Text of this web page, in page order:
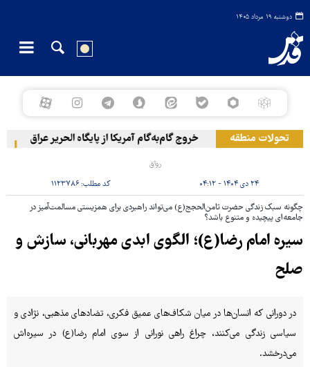
دوشنبه ۱۹ مرداد ۱۴۰۵
تحولات منطقه خروج گام‌به‌گام آمریکا از پایگاه الحریر عراق
رواق
۲۴ دی ۱۴۰۴ - ۰۴:۱۲ کد مطلب: ۱۱۲۳۷۸۶
چگونه سبک زندگی حضرت ثامن‌الحجج(ع) می‌تواند راهبردی برای همزیستی مسالمت‌آمیز در
جامعه‌ای پیچیده و متنوع باشد؟
سیره امام رضا(ع)؛ الگوی ابدی مهربانی، سازش و
صلح
در دورانی که انسان‌ها در میان شکاف‌های عمیق فکری، تضادهای مذهبی، نژادی و
سیاسی زندگی می‌کنند، چراغ راهی نورانی از سوی امام رضا(ع) در سیره‌اش
می‌درخشد.